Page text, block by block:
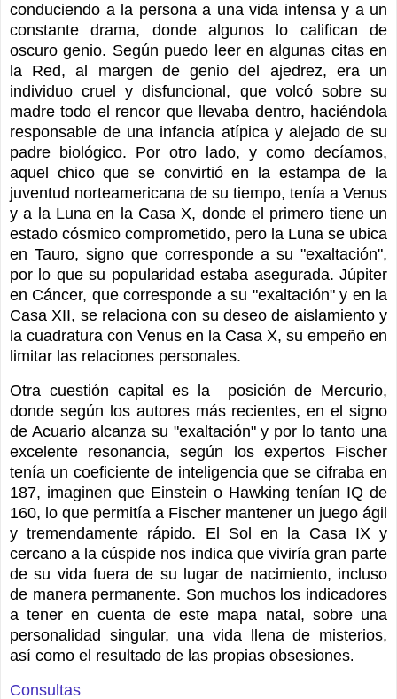
conduciendo a la persona a una vida intensa y a un
constante drama, donde algunos lo califican de
oscuro genio. Según puedo leer en algunas citas en
la Red, al margen de genio del ajedrez, era un
individuo cruel y disfuncional, que volcó sobre su
madre todo el rencor que llevaba dentro, haciéndola
responsable de una infancia atípica y alejado de su
padre biológico. Por otro lado, y como decíamos,
aquel chico que se convirtió en la estampa de la
juventud norteamericana de su tiempo, tenía a Venus
y a la Luna en la Casa X, donde el primero tiene un
estado cósmico comprometido, pero la Luna se ubica
en Tauro, signo que corresponde a su "exaltación",
por lo que su popularidad estaba asegurada. Júpiter
en Cáncer, que corresponde a su "exaltación" y en la
Casa XII, se relaciona con su deseo de aislamiento y
la cuadratura con Venus en la Casa X, su empeño en
limitar las relaciones personales.
Otra cuestión capital es la
posición de Mercurio,
donde según los autores más recientes, en el signo
de Acuario alcanza su "exaltación" y por lo tanto una
excelente resonancia, según los expertos Fischer
tenía un coeficiente de inteligencia que se cifraba en
187, imaginen que Einstein o Hawking tenían IQ de
160, lo que permitía a Fischer mantener un juego ágil
y tremendamente rápido. El Sol en la Casa IX y
cercano a la cúspide nos indica que viviría gran parte
de su vida fuera de su lugar de nacimiento, incluso
de manera permanente. Son muchos los indicadores
a tener en cuenta de este mapa natal, sobre una
personalidad singular, una vida llena de misterios,
así como el resultado de las propias obsesiones.
Consultas